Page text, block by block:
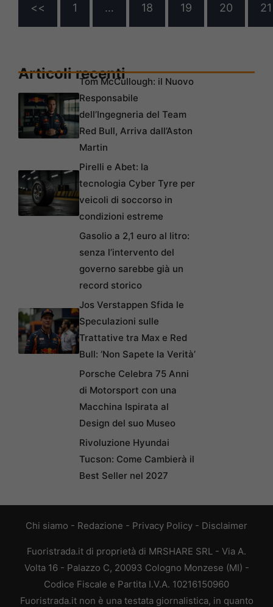
<< 1 … 18 19 20 21
Articoli recentiTom McCullough: il Nuovo
Responsabile
dell’Ingegneria del Team
Red Bull, Arriva dall’Aston
Martin
Pirelli e Abet: la
tecnologia Cyber Tyre per
veicoli di soccorso in
condizioni estreme
Gasolio a 2,1 euro al litro:
senza l’intervento del
governo sarebbe già un
record storico
Jos Verstappen Sfida le
Speculazioni sulle
Trattative tra Max e Red
Bull: ‘Non Sapete la Verità’
Porsche Celebra 75 Anni
di Motorsport con una
Macchina Ispirata al
Design del suo Museo
Rivoluzione Hyundai
Tucson: Come Cambierà il
Best Seller nel 2027
Chi siamo - Redazione - Privacy Policy - Disclaimer
Fuoristrada.it di proprietà di MRSHARE SRL - Via A.
Volta 16 - Palazzo C, 20093 Cologno Monzese (MI) -
Codice Fiscale e Partita I.V.A. 10216150960
Fuoristrada.it non è una testata giornalistica, in quanto